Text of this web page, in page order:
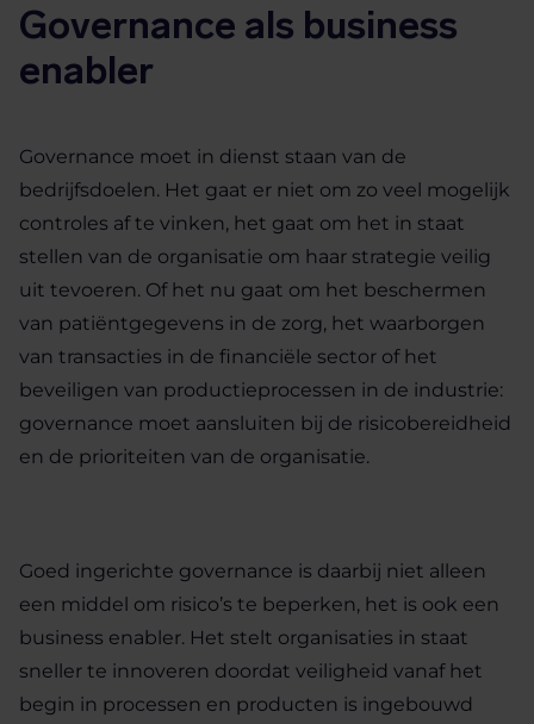
Governance als business
enabler
Governance moet in dienst staan van de
bedrijfsdoelen. Het gaat er niet om zo veel mogelijk
controles af te vinken, het gaat om het in staat
stellen van de organisatie om haar strategie veilig
uit tevoeren. Of het nu gaat om het beschermen
van patiëntgegevens in de zorg, het waarborgen
van transacties in de financiële sector of het
beveiligen van productieprocessen in de industrie:
governance moet aansluiten bij de risicobereidheid
en de prioriteiten van de organisatie.
Goed ingerichte governance is daarbij niet alleen
een middel om risico’s te beperken, het is ook een
business enabler. Het stelt organisaties in staat
sneller te innoveren doordat veiligheid vanaf het
begin in processen en producten is ingebouwd